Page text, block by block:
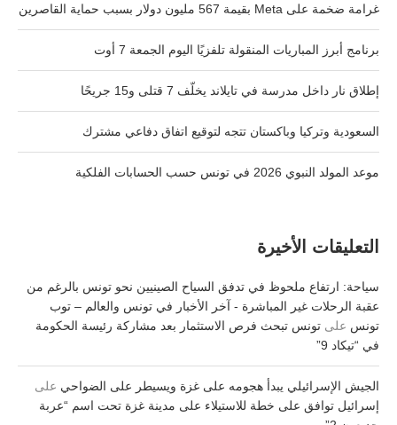
غرامة ضخمة على Meta بقيمة 567 مليون دولار بسبب حماية القاصرين
برنامج أبرز المباريات المنقولة تلفزيًا اليوم الجمعة 7 أوت
إطلاق نار داخل مدرسة في تايلاند يخلّف 7 قتلى و15 جريحًا
السعودية وتركيا وباكستان تتجه لتوقيع اتفاق دفاعي مشترك
موعد المولد النبوي 2026 في تونس حسب الحسابات الفلكية
التعليقات الأخيرة
سياحة: ارتفاع ملحوظ في تدفق السياح الصينيين نحو تونس بالرغم من
عقبة الرحلات غير المباشرة - آخر الأخبار في تونس والعالم – توب
تونس على تونس تبحث فرص الاستثمار بعد مشاركة رئيسة الحكومة
في “تيكاد 9”
الجيش الإسرائيلي يبدأ هجومه على غزة ويسيطر على الضواحي على
إسرائيل توافق على خطة للاستيلاء على مدينة غزة تحت اسم “عربة